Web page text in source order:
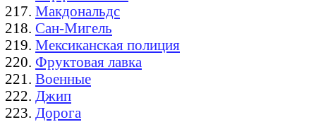
Макдональдс
Сан-Мигель
Мексиканская полиция
Фруктовая лавка
Военные
Джип
Дорога